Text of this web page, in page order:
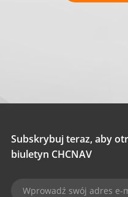
Subskrybuj teraz, aby
biuletyn CHCNAV